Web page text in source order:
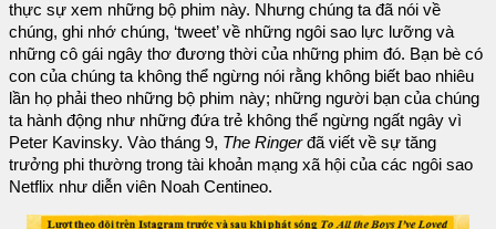
thực sự xem những bộ phim này. Nhưng chúng ta đã nói về
chúng, ghi nhớ chúng, ‘tweet’ về những ngôi sao lực lưỡng và
những cô gái ngây thơ đương thời của những phim đó. Bạn bè có
con của chúng ta không thể ngừng nói rằng không biết bao nhiêu
lần họ phải theo những bộ phim này; những người bạn của chúng
ta hành động như những đứa trẻ không thể ngừng ngất ngây vì
Peter Kavinsky. Vào tháng 9, The Ringerđã viết về sự tăng
trưởng phi thường trong tài khoản mạng xã hội của các ngôi sao
Netflix như diễn viên Noah Centineo.